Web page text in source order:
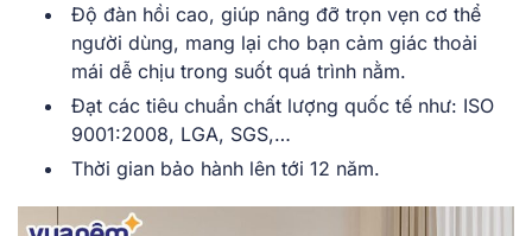
Độ đàn hồi cao, giúp nâng đỡ trọn vẹn cơ thể
người dùng, mang lại cho bạn cảm giác thoải
mái dễ chịu trong suốt quá trình nằm.
Đạt các tiêu chuẩn chất lượng quốc tế như: ISO
9001:2008, LGA, SGS,…
Thời gian bảo hành lên tới 12 năm.